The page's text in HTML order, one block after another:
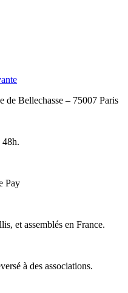
Bellechasse – 75007 Paris
48h.
Pay
et assemblés en France.
à des associations.